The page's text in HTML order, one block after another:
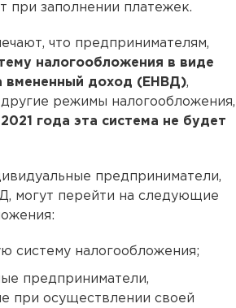
при заполнении платежек.
что предпринимателям,
налогообложения в виде
вмененный доход (ЕНВД),
режимы налогообложения,
года эта система не будет
предприниматели,
могут перейти на следующие
систему налогообложения;
предприниматели,
при осуществлении своей